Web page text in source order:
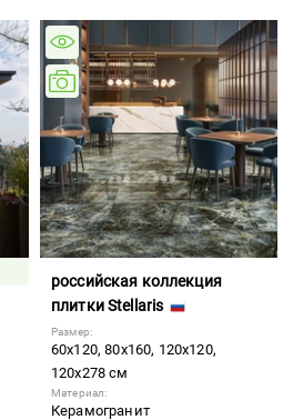
российская коллекция
плитки Stellaris
Размер:
60x120, 80x160, 120x120,
120x278 см
Материал:
Керамогранит